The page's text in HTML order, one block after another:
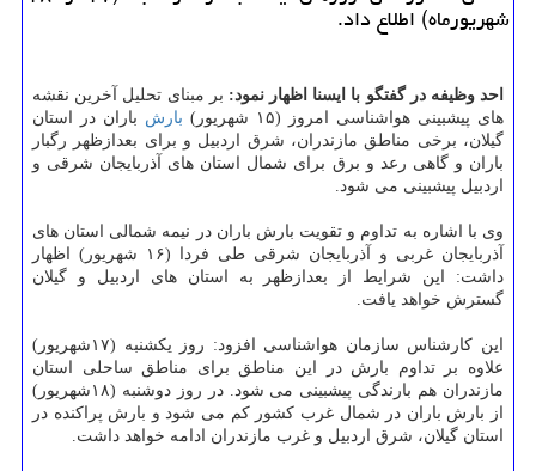
شهریورماه) اطلاع داد.
احد وظیفه در گفتگو با ایسنا اظهار نمود: بر مبنای تحلیل آخرین نقشه
های پیشبینی هواشناسی امروز (۱۵ شهریور)
بارش باران در استان
گیلان، برخی مناطق مازندران، شرق اردبیل و برای بعدازظهر رگبار
باران و گاهی رعد و برق برای شمال استان های آذربایجان شرقی و
اردبیل پیشبینی می شود.
وی با اشاره به تداوم و تقویت بارش باران در نیمه شمالی استان های
آذربایجان غربی و آذربایجان شرقی طی فردا (۱۶ شهریور) اظهار
داشت: این شرایط از بعدازظهر به استان های اردبیل و گیلان
گسترش خواهد یافت.
این كارشناس سازمان هواشناسی افزود: روز یكشنبه (۱۷شهریور)
علاوه بر تداوم بارش در این مناطق برای مناطق ساحلی استان
مازندران هم بارندگی پیشبینی می شود. در روز دوشنبه (۱۸شهریور)
از بارش باران در شمال غرب كشور كم می شود و بارش پراكنده در
استان گیلان، شرق اردبیل و غرب مازندران ادامه خواهد داشت.